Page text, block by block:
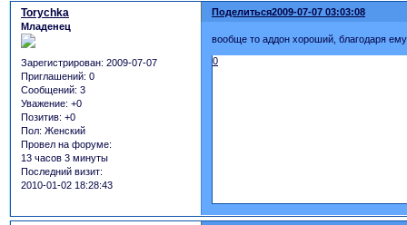
Поделиться2009-07-07 03:03:08
Torychka
Младенец
Зарегистрирован: 2009-07-07
Приглашений: 0
Сообщений: 3
Уважение: +0
Позитив: +0
Пол: Женский
Провел на форуме:
13 часов 3 минуты
Последний визит:
2010-01-02 18:28:43
вообще то аддон хороший, благодаря
0